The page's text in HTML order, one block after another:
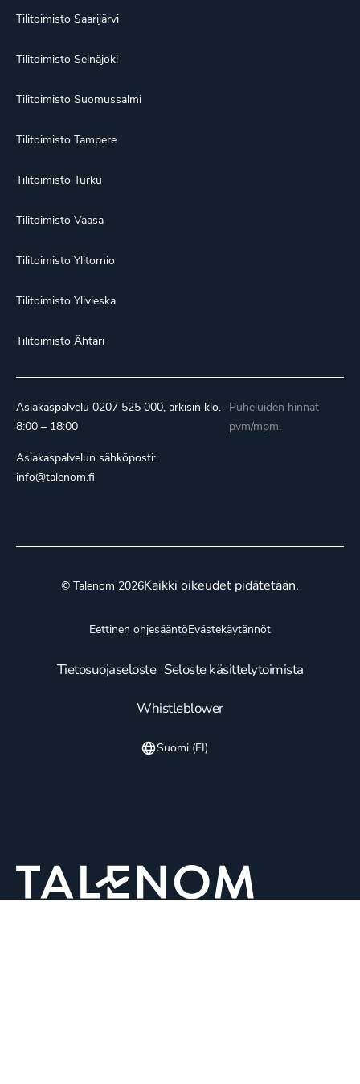
Tilitoimisto Saarijärvi
Tilitoimisto Seinäjoki
Tilitoimisto Suomussalmi
Tilitoimisto Tampere
Tilitoimisto Turku
Tilitoimisto Vaasa
Tilitoimisto Ylitornio
Tilitoimisto Ylivieska
Tilitoimisto Ähtäri
Asiakaspalvelu 0207 525 000, arkisin klo.
8:00 – 18:00
Asiakaspalvelun sähköposti:
info@talenom.fi
Puheluiden hinnat
pvm/mpm.
© Talenom 2026Kaikki oikeudet pidätetään.
Eettinen ohjesääntöEvästekäytännöt
Tietosuojaseloste Seloste käsittelytoimista
Whistleblower
Suomi (FI)